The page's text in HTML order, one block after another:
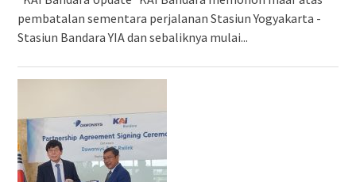
pembatalan sementara perjalanan Stasiun Yogyakarta -
Stasiun Bandara YIA dan sebaliknya mulai...